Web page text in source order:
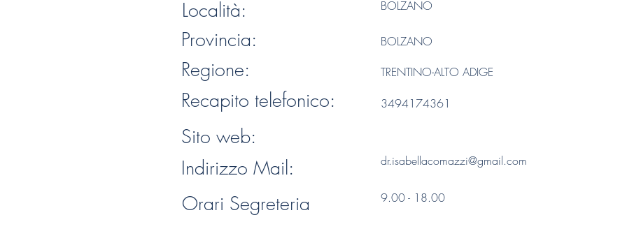
Provincia:
Regione:
Recapito telefonico:
Sito web:
Indirizzo Mail:
Orari Segreteria
Località:
BOLZANO
BOLZANO
TRENTINO-ALTO ADIGE
3494174361
dr.isabellacomazzi@gmail.com
9.00 - 18.00